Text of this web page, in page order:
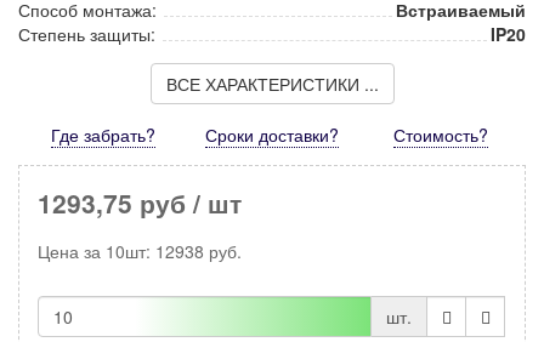
Способ монтажа:
Встраиваемый
Степень защиты:
IP20
ВСЕ ХАРАКТЕРИСТИКИ ...
Где забрать? Сроки доставки? Стоимость?
1293,75 руб / шт
Цена за 10шт: 12938 руб.
шт.